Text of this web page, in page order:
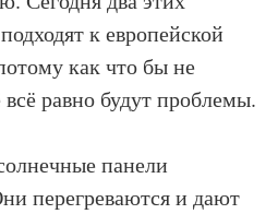
к европейской
как что бы не
равно будут проблемы.
панели
перегреваются и дают